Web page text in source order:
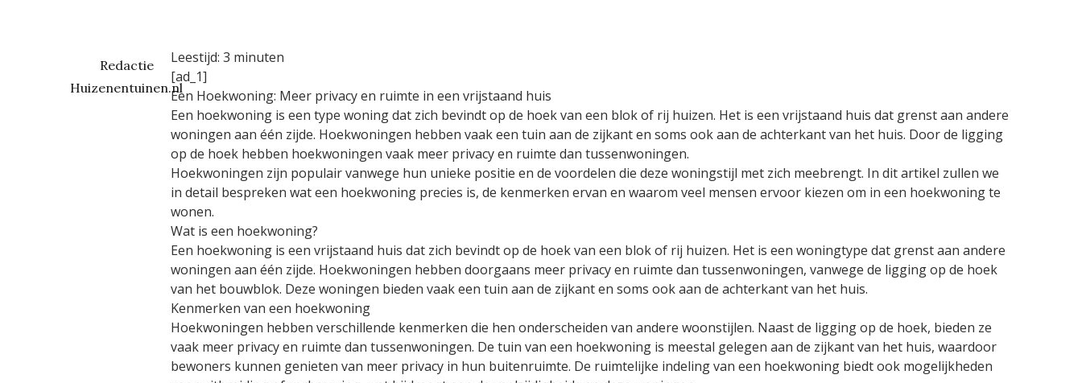
Redactie
Huizenentuinen.nl
Leestijd: 3 minuten
[ad_1]
Een Hoekwoning: Meer privacy en ruimte in een vrijstaand huis
Een hoekwoning is een type woning dat zich bevindt op de hoek van een blok of rij huizen. Het is een vrijstaand huis dat grenst aan andere
woningen aan één zijde. Hoekwoningen hebben vaak een tuin aan de zijkant en soms ook aan de achterkant van het huis. Door de ligging
op de hoek hebben hoekwoningen vaak meer privacy en ruimte dan tussenwoningen.
Hoekwoningen zijn populair vanwege hun unieke positie en de voordelen die deze woningstijl met zich meebrengt. In dit artikel zullen we
in detail bespreken wat een hoekwoning precies is, de kenmerken ervan en waarom veel mensen ervoor kiezen om in een hoekwoning te
wonen.
Wat is een hoekwoning?
Een hoekwoning is een vrijstaand huis dat zich bevindt op de hoek van een blok of rij huizen. Het is een woningtype dat grenst aan andere
woningen aan één zijde. Hoekwoningen hebben doorgaans meer privacy en ruimte dan tussenwoningen, vanwege de ligging op de hoek
van het bouwblok. Deze woningen bieden vaak een tuin aan de zijkant en soms ook aan de achterkant van het huis.
Kenmerken van een hoekwoning
Hoekwoningen hebben verschillende kenmerken die hen onderscheiden van andere woonstijlen. Naast de ligging op de hoek, bieden ze
vaak meer privacy en ruimte dan tussenwoningen. De tuin van een hoekwoning is meestal gelegen aan de zijkant van het huis, waardoor
bewoners kunnen genieten van meer privacy in hun buitenruimte. De ruimtelijke indeling van een hoekwoning biedt ook mogelijkheden